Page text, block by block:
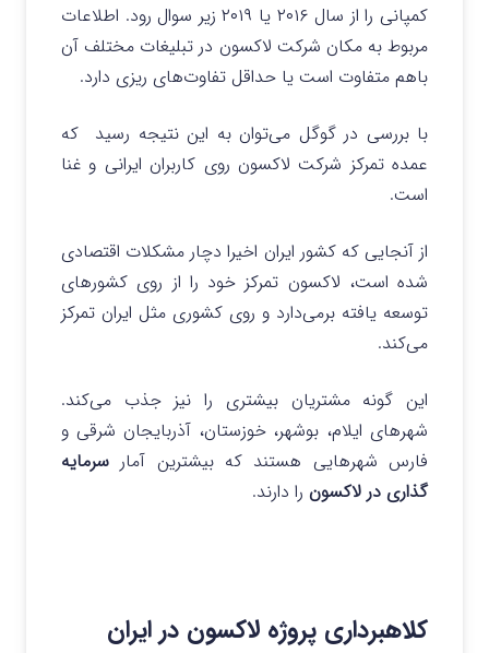
کمپانی را از سال ۲۰۱۶ یا ۲۰۱۹ زیر سوال رود. اطلاعات
مربوط به مکان شرکت لاکسون در تبلیغات مختلف آن
باهم متفاوت است یا حداقل تفاوت‌های ریزی دارد.
با بررسی در گوگل می‌توان به این نتیجه رسید که
عمده تمرکز شرکت لاکسون روی کاربران ایرانی و غنا
است.
از آنجایی که کشور ایران اخیرا دچار مشکلات اقتصادی
شده است، لاکسون تمرکز خود را از روی کشورهای
توسعه یافته برمی‌دارد و روی کشوری مثل ایران تمرکز
می‌کند.
این گونه مشتریان بیشتری را نیز جذب می‌کند.
‌شهرهای ایلام، بوشهر، خوزستان، آذربایجان شرقی و
فارس شهرهایی هستند که بیشترین آمار سرمایه
گذاری در لاکسون را دارند.
کلاهبرداری پروژه لاکسون در ایران